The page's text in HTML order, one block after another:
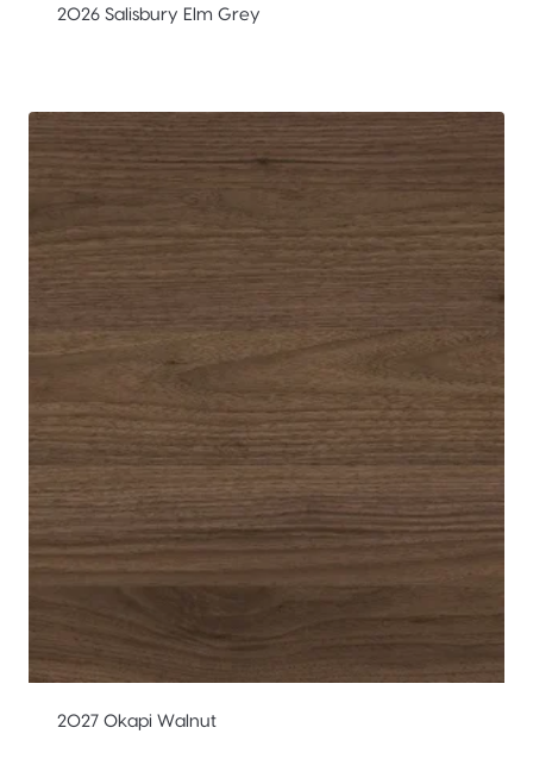
2026 Salisbury Elm Grey
2027 Okapi Walnut